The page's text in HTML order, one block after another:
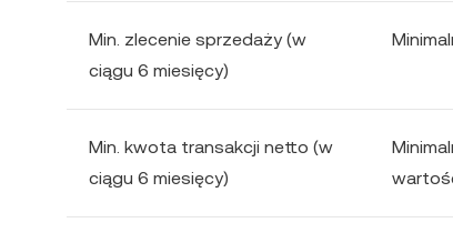
Min. zlecenie sprzedaży (w
ciągu 6 miesięcy)
Min. kwota transakcji netto (w
ciągu 6 miesięcy)